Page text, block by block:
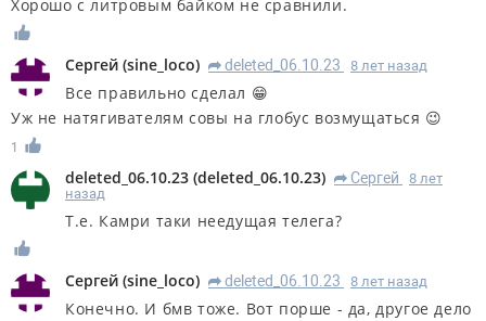
Хорошо с литровым байком не сравнили.
Сергей (sine_loco) R deleted_06.10.23 8 лет назад
Все правильно сделал 😁
Уж не натягивателям совы на глобус возмущаться 😉
1
deleted_06.10.23 (deleted_06.10.23) R Сергей
8 лет
назад
Т.е. Камри таки неедущая телега?
Сергей (sine_loco) R deleted_06.10.23 8 лет назад
Конечно. И бмв тоже. Вот порше - да, другое дело